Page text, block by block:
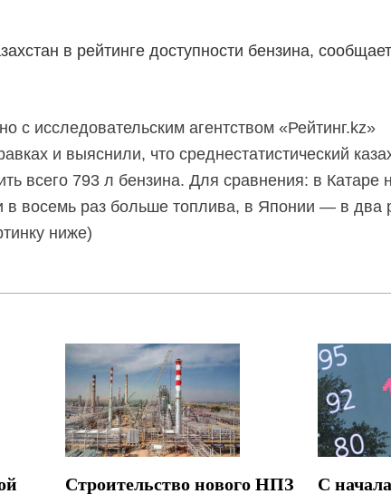
в рейтинге доступности бензина, сообщает
с исследовательским агентством «Рейтинг.kz»
и выяснили, что среднестатистический
всего 793 л бензина. Для сравнения: в Катаре
в восемь раз больше топлива, в Японии — в два
ниже)
Строительство нового НПЗ
С